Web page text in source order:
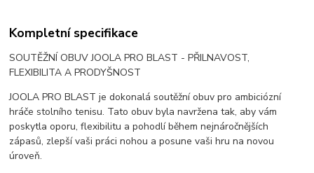
Kompletní specifikace
SOUTĚŽNÍ OBUV JOOLA PRO BLAST - PŘILNAVOST,
FLEXIBILITA A PRODYŠNOST
JOOLA PRO BLAST je dokonalá soutěžní obuv pro ambiciózní
hráče stolního tenisu. Tato obuv byla navržena tak, aby vám
poskytla oporu, flexibilitu a pohodlí během nejnáročnějších
zápasů, zlepší vaši práci nohou a posune vaši hru na novou
úroveň.